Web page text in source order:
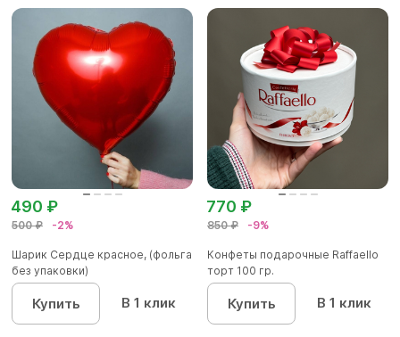
500 ₽ -2%
490 ₽
Шарик Сердце красное, (фольга
без упаковки)
Купить В 1 клик
850 ₽ -9%
770 ₽
Конфеты подарочные Raffaello
торт 100 гр.
Купить В 1 клик